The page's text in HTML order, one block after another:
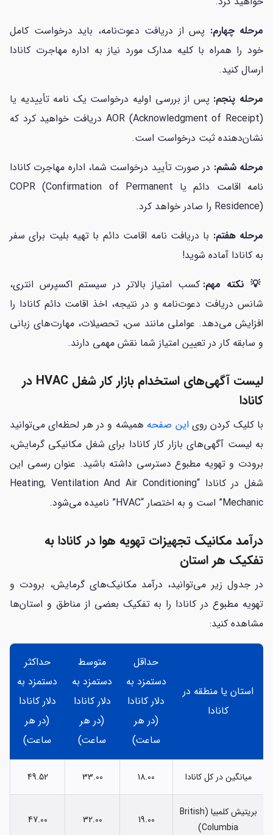
مرحله چهارم: پس از دریافت دعوت‌نامه، باید درخواست کامل
خود را همراه با کلیه مدارک مورد نیاز به اداره مهاجرت کانادا
ارسال کنید.
مرحله پنجم: پس از بررسی اولیه درخواست یک نامه تأییدیه یا
AOR (Acknowledgment of Receipt) دریافت خواهید کرد که
نشان‌دهنده ثبت درخواست است.
مرحله ششم: در صورت تأیید درخواست شما، اداره مهاجرت کانادا
نامه اقامت دائم یا COPR (Confirmation of Permanent
Residence) را صادر خواهد کرد.
مرحله هفتم: با دریافت نامه اقامت دائم با تهیه بلیت برای سفر
به کانادا آماده شوید!
💡 نکته مهم: کسب امتیاز بالاتر در سیستم اکسپرس انتری،
شانس دریافت دعوت‌نامه و در نتیجه، اخذ اقامت دائم کانادا را
افزایش می‌دهد. عواملی مانند سن، تحصیلات، مهارت‌های زبانی
و سابقه کار در تعیین امتیاز شما نقش مهمی دارند.
لیست آگهی‌های استخدام بازار کار شغل HVAC در
کانادا
با کلیک کردن رویاین صفحه همیشه و در هر لحظه‌ای می‌توانید
به لیست آگهی‌های بازار کار کانادا برای شغل مکانیکی گرمایش،
برودت و تهویه مطبوع دسترسی داشته باشید. عنوان رسمی این
شغل در کانادا “Heating, Ventilation And Air Conditioning
Mechanic” است و به اختصار “HVAC” نامیده می‌شود.
درآمد مکانیک تجهیزات تهویه هوا در کانادا به
تفکیک هر استان
در جدول زیر می‌توانید، درآمد مکانیک‌های گرمایش، برودت و
تهویه مطبوع در کانادا را به تفکیک بعضی از مناطق و استان‌ها
مشاهده کنید:
استان یا منطقه در
کانادا
حداقل
دستمزد به
دلار کانادا
(در هر
ساعت)
متوسط
دستمزد به
دلار کانادا
(در هر
ساعت)
حداکثر
دستمزد به
دلار کانادا
(در هر
ساعت)
میانگین در کل کانادا 18.00
33.00
49.52
بریتیش کلمبیا (British
Columbia)
19.00
32.00
47.00